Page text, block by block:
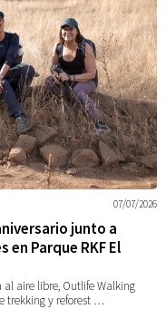
07/07/2026
junto a
en Parque RKF El
aire libre, Outlife Walking
trekking y reforest …